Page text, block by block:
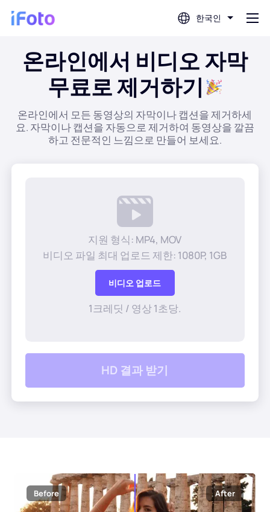
한국인
로그인
AI 사진 편집기
배경 제거기
여권 사진 제작기
AI 패션 모델
PDF 도구
온라인에서 비디오 자막
무료로 제거하기
온라인에서 모든 동영상의 자막이나 캡션을 제거하세
요. 자막이나 캡션을 자동으로 제거하여 동영상을 깔끔
하고 전문적인 느낌으로 만들어 보세요.
지원 형식: MP4, MOV
비디오 파일 최대 업로드 제한: 1080P, 1GB
비디오 업로드
1크레딧 / 영상 1초당.
HD 결과 받기
Before After